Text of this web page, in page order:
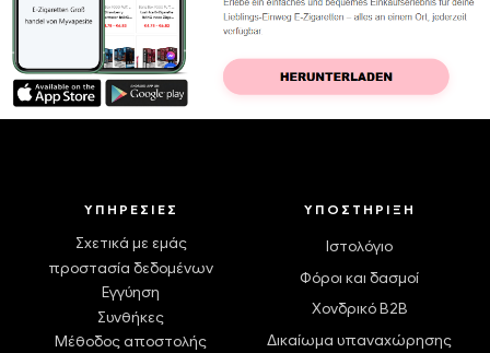
ΥΠΗΡΕΣΊΕΣ
Σχετικά με εμάς
προστασία δεδομένων
Εγγύηση
Συνθήκες
Μέθοδος αποστολής
ΥΠΟΣΤΉΡΙΞΗ
Ιστολόγιο
Φόροι και δασμοί
Χονδρικό B2B
Δικαίωμα υπαναχώρησης